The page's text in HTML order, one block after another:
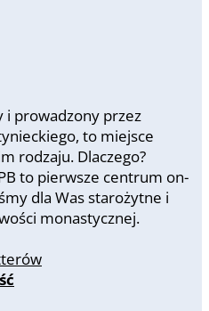
i prowadzony przez
to miejsce
rodzaju. Dlaczego?
to pierwsze centrum on-
dla Was starożytne i
monastycznej.